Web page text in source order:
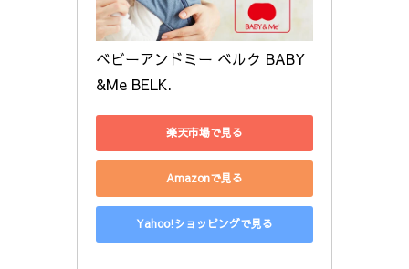
ベビーアンドミー ベルク BABY
&Me BELK.
楽天市場で見る
Amazonで見る
Yahoo!ショッピングで見る